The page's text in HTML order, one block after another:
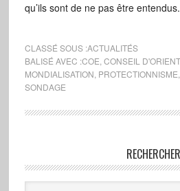
qu’ils sont de ne pas être
CLASSÉ SOUS :ACTUALITÉS
BALISÉ AVEC :COE CONSEIL
MONDIALISATION PROTECTIONNISME
SONDAGE
RECHERCHER